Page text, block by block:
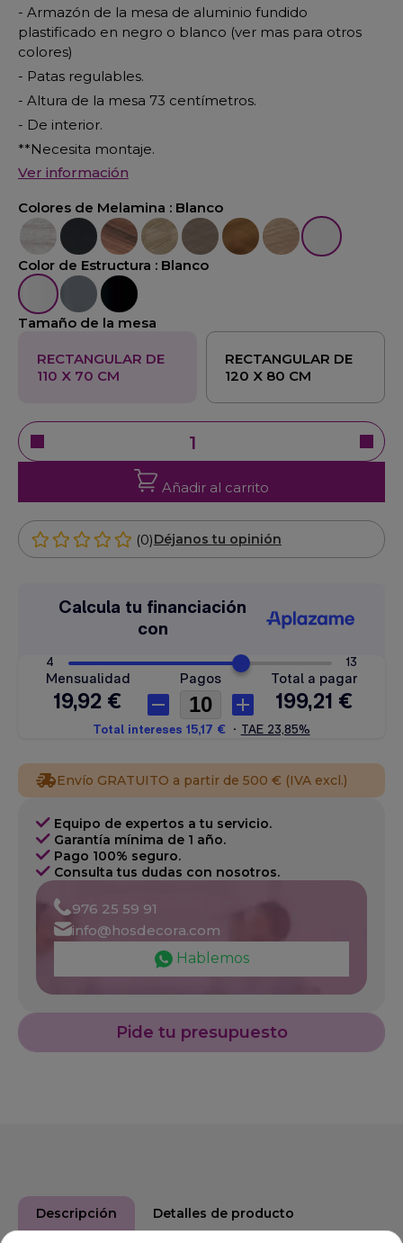
- Armazón de la mesa de aluminio fundido
plastificado en negro o blanco (ver mas para otros
colores)
- Patas regulables.
- Altura de la mesa 73 centímetros.
- De interior.
**Necesita montaje.
Ver información
Colores de Melamina : Blanco
FresnoNegroNogal Olmo Roble Nogal Claro
AcaciaBlanco
Color de Estructura : Blanco
BlancoAluminioNegro
Tamaño de la mesa
RECTANGULAR DE
110 X 70 CM
RECTANGULAR DE
120 X 80 CM
Añadir al carrito
(0)Déjanos tu opinión
Envío GRATUITO a partir de 500 € (IVA excl.)
Equipo de expertos a tu servicio.
Garantía mínima de 1 año.
Pago 100% seguro.
Consulta tus dudas con nosotros.
976 25 59 91
info@hosdecora.com
Hablemos
Pide tu presupuesto
Descripción Detalles de producto